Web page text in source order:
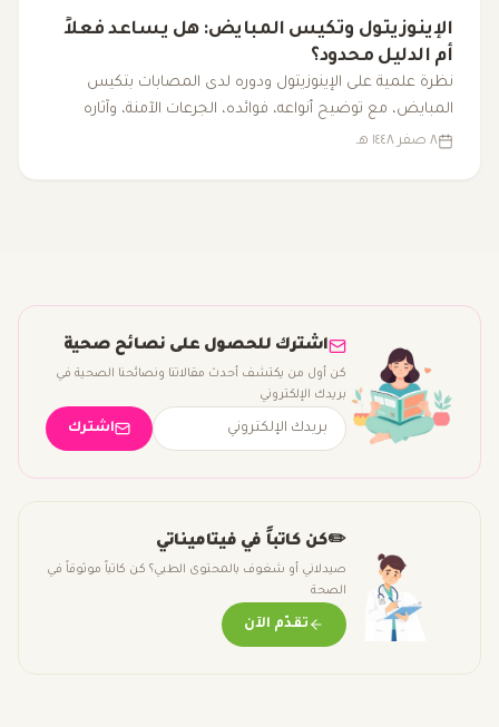
الإينوزيتول وتكيس المبايض: هل يساعد فعلاً
أم الدليل محدود؟
نظرة علمية على الإينوزيتول ودوره لدى المصابات بتكيس
المبايض، مع توضيح أنواعه، فوائده، الجرعات الآمنة، وآثاره
الجانبية.
٨ صفر ١٤٤٨ هـ
اشترك للحصول على نصائح صحية
كن أول من يكتشف أحدث مقالاتنا ونصائحنا الصحية في
بريدك الإلكتروني
اشترك
✏️كن كاتباً في فيتاميناتي
صيدلاني أو شغوف بالمحتوى الطبي؟ كن كاتباً موثوقاً في
الصحة
تقدّم الآن